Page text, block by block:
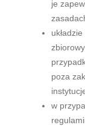
je
poza
w